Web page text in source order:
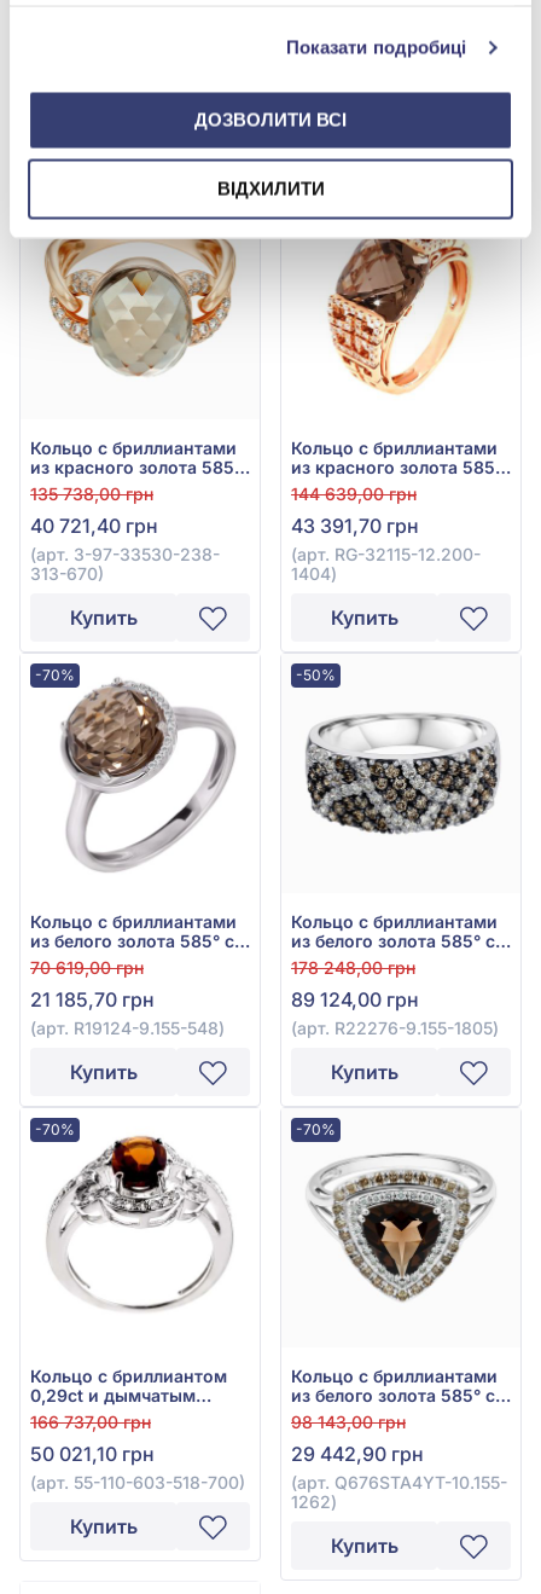
Показати подробиці
ДОЗВОЛИТИ ВСІ
ВІДХИЛИТИ
Кольцо с бриллиантами
из красного золота 585°
с бриллиантом 0,2ct и
кварцем 5,57ct, арт. 3-
97-33530-238-313-670
135 738,00 грн
40 721,40 грн
(арт. 3-97-33530-238-
313-670)
Купить
-70%
Кольцо с бриллиантами
из красного золота 585°
с бриллиантом 0,24ct и
дымчатым кварцем
4,5ct, арт. RG-32115-
12.200-1404
144 639,00 грн
43 391,70 грн
(арт. RG-32115-12.200-
1404)
Купить
-70%
Кольцо с бриллиантами
из белого золота 585° с
бриллиантом 0,05ct и
дымчатым кварцем
3,09ct, арт. R19124-9.155-
548
70 619,00 грн
21 185,70 грн
(арт. R19124-9.155-548)
Купить
-50%
Кольцо с бриллиантами
из белого золота 585° с
бриллиантом 0,57ct и
прозрачным
бриллиантом 0,32ct, арт.
R22276-9.155-1805
178 248,00 грн
89 124,00 грн
(арт. R22276-9.155-1805)
Купить
-70%
Кольцо с бриллиантом
0,29ct и дымчатым
кварцем 1,15ct из белого
золота 750°, арт. 55-110-
603-518-700
166 737,00 грн
50 021,10 грн
(арт. 55-110-603-518-700)
Купить
-70%
Кольцо с бриллиантами
из белого золота 585° с
бриллиантом 0,35ct и
дымчатым кварцем
1,73ct, арт. Q676STA4YT-
10.155-1262
98 143,00 грн
29 442,90 грн
(арт. Q676STA4YT-10.155-
1262)
Купить